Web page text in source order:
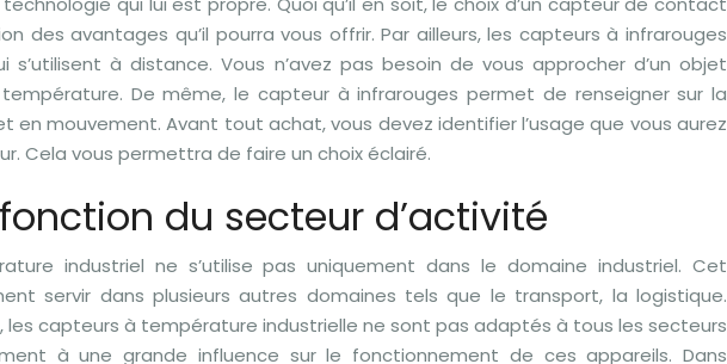
des avantages qu’il pourra vous offrir. Par ailleurs, les capteurs à infrarouges
s’utilisent à distance. Vous n’avez pas besoin de vous approcher d’un objet
De même, le capteur à infrarouges permet de renseigner sur la
en mouvement. Avant tout achat, vous devez identifier l’usage que vous aurez
Cela vous permettra de faire un choix éclairé.
du secteur d’activité
industriel ne s’utilise pas uniquement dans le domaine industriel. Cet
servir dans plusieurs autres domaines tels que le transport, la logistique.
les capteurs à température industrielle ne sont pas adaptés à tous les secteurs
à une grande influence sur le fonctionnement de ces appareils. Dans